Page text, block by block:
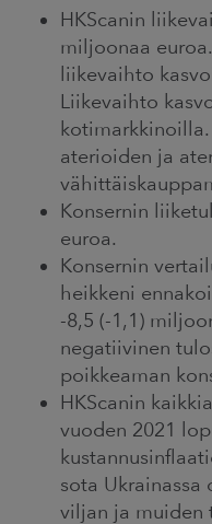
HKScanin
miljoonaa
liikevaihto
Liikevaihto
aterioiden ja
Konsernin
euroa.
Konsernin
heikkeni
-8,5 (-1,1)
negatiivinen
poikkeaman
HKScanin
vuoden 2021
sota Ukrainassa
viljan ja muiden